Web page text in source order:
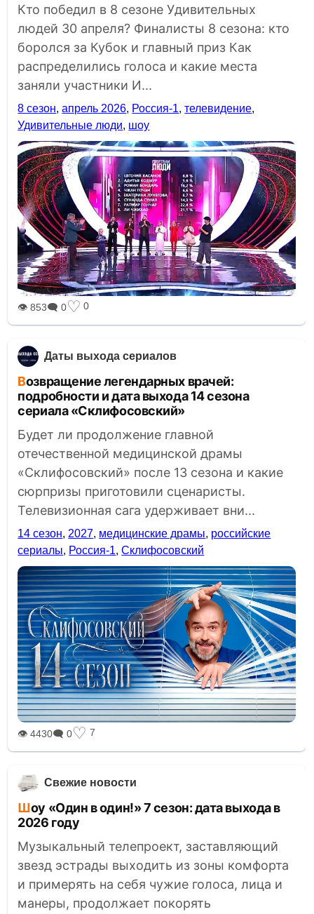
Кто победил в 8 сезоне Удивительных
людей 30 апреля? Финалисты 8 сезона: кто
боролся за Кубок и главный приз Как
распределились голоса и какие места
заняли участники И...
8 сезон,апрель 2026, Россия-1,телевидение,
Удивительные люди, шоу
👁 853🗨 0♡ 0
Даты выхода сериалов
Возвращение легендарных врачей:
подробности и дата выхода 14 сезона
сериала «Склифосовский»
Будет ли продолжение главной
отечественной медицинской драмы
«Склифосовский» после 13 сезона и какие
сюрпризы приготовили сценаристы.
Телевизионная сага удерживает вни...
14 сезон,2027, медицинские драмы, российские
сериалы, Россия-1,Склифосовский
👁 4430🗨 0♡ 7
Свежие новости
Шоу «Один в один!» 7 сезон: дата выхода в
2026 году
Музыкальный телепроект, заставляющий
звезд эстрады выходить из зоны комфорта
и примерять на себя чужие голоса, лица и
манеры, продолжает покорять